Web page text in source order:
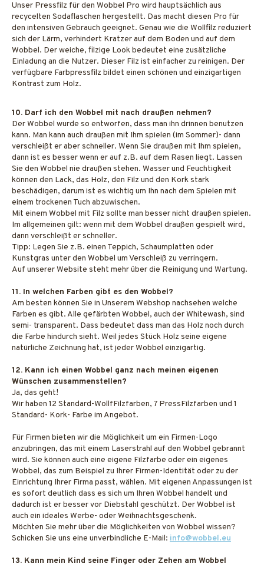
Unser Pressfilz für den Wobbel Pro wird hauptsächlich aus
recycelten Sodaflaschen hergestellt. Das macht diesen Pro für
den intensiven Gebrauch geeignet. Genau wie die Wollfilz reduziert
sich der Lärm, verhindert Kratzer auf dem Boden und auf dem
Wobbel. Der weiche, filzige Look bedeutet eine zusätzliche
Einladung an die Nutzer. Dieser Filz ist einfacher zu reinigen. Der
verfügbare Farbpressfilz bildet einen schönen und einzigartigen
Kontrast zum Holz.
10. Darf ich den Wobbel mit nach draußen nehmen?
Der Wobbel wurde so entworfen, dass man ihn drinnen benutzen
kann. Man kann auch draußen mit Ihm spielen (im Sommer)- dann
verschleißt er aber schneller. Wenn Sie draußen mit Ihm spielen,
dann ist es besser wenn er auf z.B. auf dem Rasen liegt. Lassen
Sie den Wobbel nie draußen stehen. Wasser und Feuchtigkeit
können den Lack, das Holz, den Filz und den Kork stark
beschädigen, darum ist es wichtig um Ihn nach dem Spielen mit
einem trockenen Tuch abzuwischen.
Mit einem Wobbel mit Filz sollte man besser nicht draußen spielen.
Im allgemeinen gilt: wenn mit dem Wobbel draußen gespielt wird,
dann verschleißt er schneller.
Tipp: Legen Sie z.B. einen Teppich, Schaumplatten oder
Kunstgras unter den Wobbel um Verschleiß zu verringern.
Auf unserer Website steht mehr über die Reinigung und Wartung.
11. In welchen Farben gibt es den Wobbel?
Am besten können Sie in Unserem Webshop nachsehen welche
Farben es gibt. Alle gefärbten Wobbel, auch der Whitewash, sind
semi- transparent. Dass bedeutet dass man das Holz noch durch
die Farbe hindurch sieht. Weil jedes Stück Holz seine eigene
natürliche Zeichnung hat, ist jeder Wobbel einzigartig.
12. Kann ich einen Wobbel ganz nach meinen eigenen
Wünschen zusammenstellen?
Ja, das geht!
Wir haben 12 Standard-WollfFilzfarben, 7 PressFilzfarben und 1
Standard- Kork- Farbe im Angebot.
Für Firmen bieten wir die Möglichkeit um ein Firmen-Logo
anzubringen, das mit einem Laserstrahl auf den Wobbel gebrannt
wird. Sie können auch eine eigene Filzfarbe oder ein eigenes
Wobbel, das zum Beispiel zu Ihrer Firmen-Identität oder zu der
Einrichtung Ihrer Firma passt, wählen. Mit eigenen Anpassungen ist
es sofort deutlich dass es sich um Ihren Wobbel handelt und
dadurch ist er besser vor Diebstahl geschützt. Der Wobbel ist
auch ein ideales Werbe- oder Weihnachtsgeschenk.
Möchten Sie mehr über die Möglichkeiten von Wobbel wissen?
Schicken Sie uns eine unverbindliche E-Mail: info@wobbel.eu
13. Kann mein Kind seine Finger oder Zehen am Wobbel